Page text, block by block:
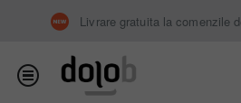
Livrare gratuita la comenzile